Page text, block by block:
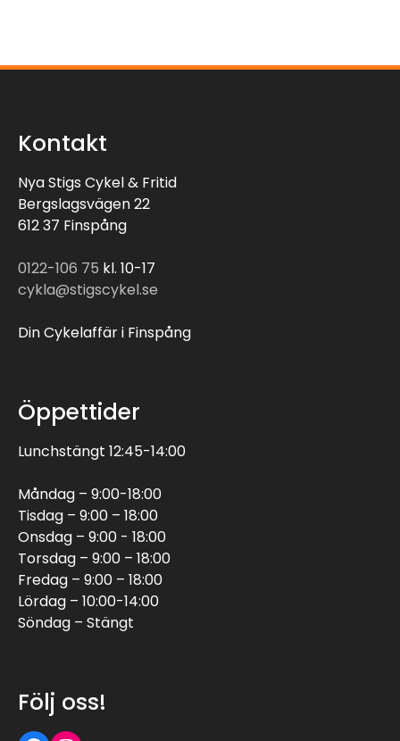
Kontakt
Nya Stigs Cykel & Fritid
Bergslagsvägen 22
612 37 Finspång
0122-106 75 kl. 10-17
cykla@stigscykel.se
Din Cykelaffär i Finspång
Öppettider
Lunchstängt 12:45-14:00
Måndag – 9:00-18:00
Tisdag – 9:00 – 18:00
Onsdag – 9:00 - 18:00
Torsdag – 9:00 – 18:00
Fredag – 9:00 – 18:00
Lördag – 10:00-14:00
Söndag – Stängt
Följ oss!